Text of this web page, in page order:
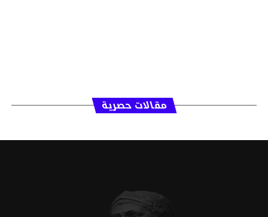
مقالات حصرية